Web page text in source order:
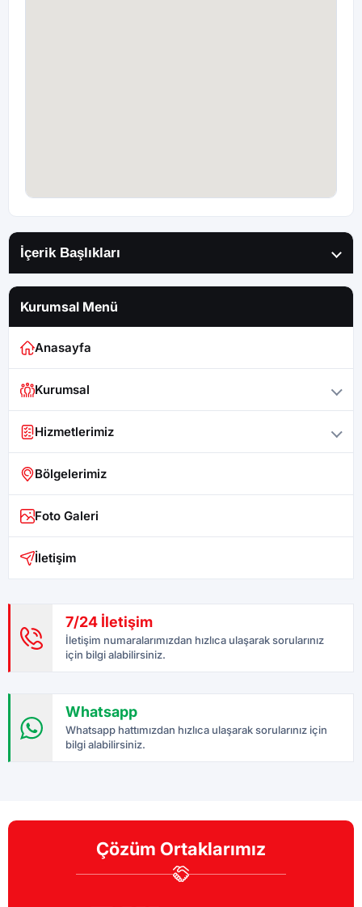
İçerik Başlıkları
Kurumsal Menü
Anasayfa
Kurumsal
Hizmetlerimiz
Bölgelerimiz
Foto Galeri
İletişim
7/24 İletişim
İletişim numaralarımızdan hızlıca ulaşarak sorularınız
için bilgi alabilirsiniz.
Whatsapp
Whatsapp hattımızdan hızlıca ulaşarak sorularınız için
bilgi alabilirsiniz.
Çözüm Ortaklarımız